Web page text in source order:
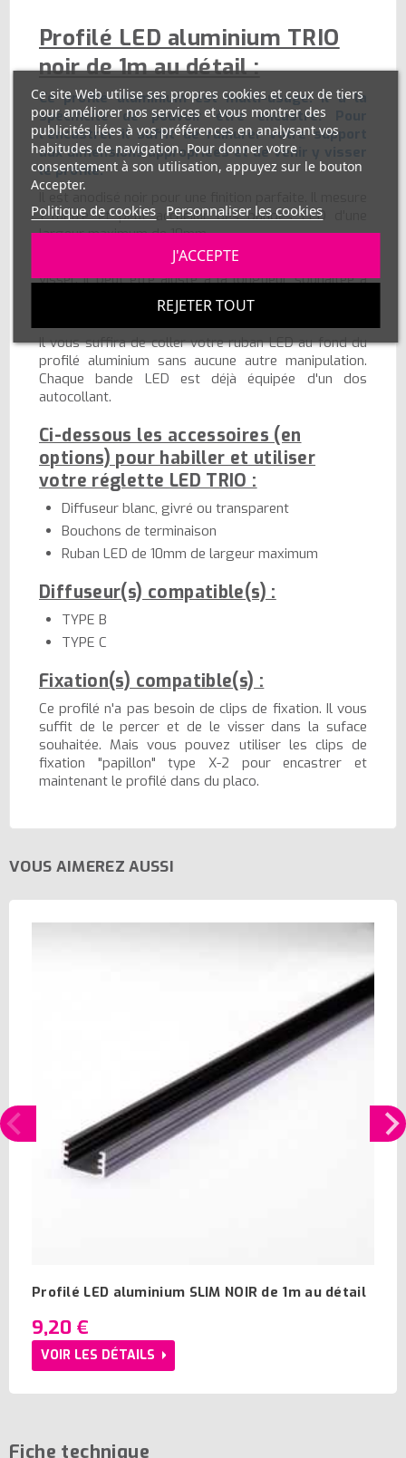
Profilé LED aluminium TRIO
noir de 1m au détail :
Ce profilé aluminium est multi-usage. Il a la
spécificité de pouvoir être encastré. Pour
l'encastrer il suffit de rainurer votre support
aux dimensions appropriées et de venir y visser
le profilé.
Il est anodisé noir pour une finition parfaite. Il mesure
1 mètre et peut accueillir des bandes LED d'une
largeur maximum de 10mm.
Très simple à fixer, vous pourrez le coller ou le
visser. Il peut être ajusté à la longueur souhaitée à
l'aide d'une scie à métaux. L'aluminium est un métal
tendre et facile à travailler.
Il vous suffira de coller votre ruban LED au fond du
profilé aluminium sans aucune autre manipulation.
Chaque bande LED est déjà équipée d'un dos
autocollant.
Ci-dessous les accessoires (en
options) pour habiller et utiliser
votre réglette LED TRIO :
Diffuseur blanc, givré ou transparent
Bouchons de terminaison
Ruban LED de 10mm de largeur maximum
Diffuseur(s) compatible(s) :
TYPE B
TYPE C
Fixation(s) compatible(s) :
Ce profilé n'a pas besoin de clips de fixation. Il vous
suffit de le percer et de le visser dans la suface
souhaitée. Mais vous pouvez utiliser les clips de
fixation "papillon" type X-2 pour encastrer et
maintenant le profilé dans du placo.
VOUS AIMEREZ AUSSI
Profilé LED aluminium SLIM NOIR de 1m au détail
9,20 €
VOIR LES DÉTAILS
Fiche technique
Ce site Web utilise ses propres cookies et ceux de tiers
pour améliorer nos services et vous montrer des
publicités liées à vos préférences en analysant vos
habitudes de navigation. Pour donner votre
consentement à son utilisation, appuyez sur le bouton
Accepter.
Politique de cookies Personnaliser les cookies
REJETER TOUT
J'ACCEPTE